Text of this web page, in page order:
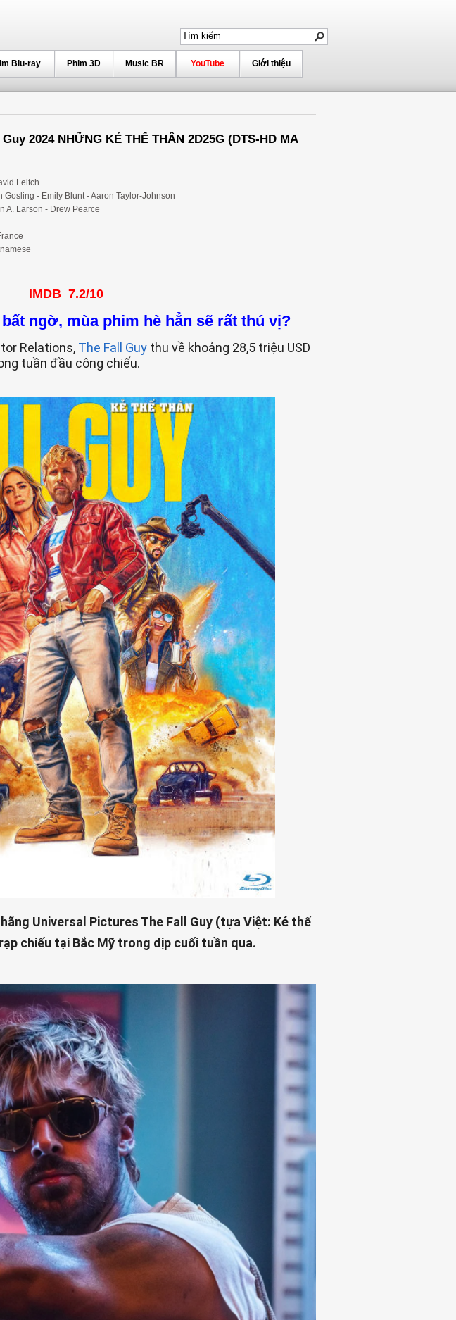
Blu-ray Phim 3D Music BR YouTube Giới thiệu
2024 NHỮNG KẺ THẾ THÂN 2D25G (DTS-HD MA
Leitch
Gosling - Emily Blunt - Aaron Taylor-Johnson
A. Larson - Drew Pearce
IMDB 7.2/10
ngờ, mùa phim hè hẳn sẽ rất thú vị?
Relations, The Fall Guy thu về khoảng 28,5 triệu USD
tuần đầu công chiếu.
Universal Pictures The Fall Guy (tựa Việt: Kẻ thế
chiếu tại Bắc Mỹ trong dịp cuối tuần qua.